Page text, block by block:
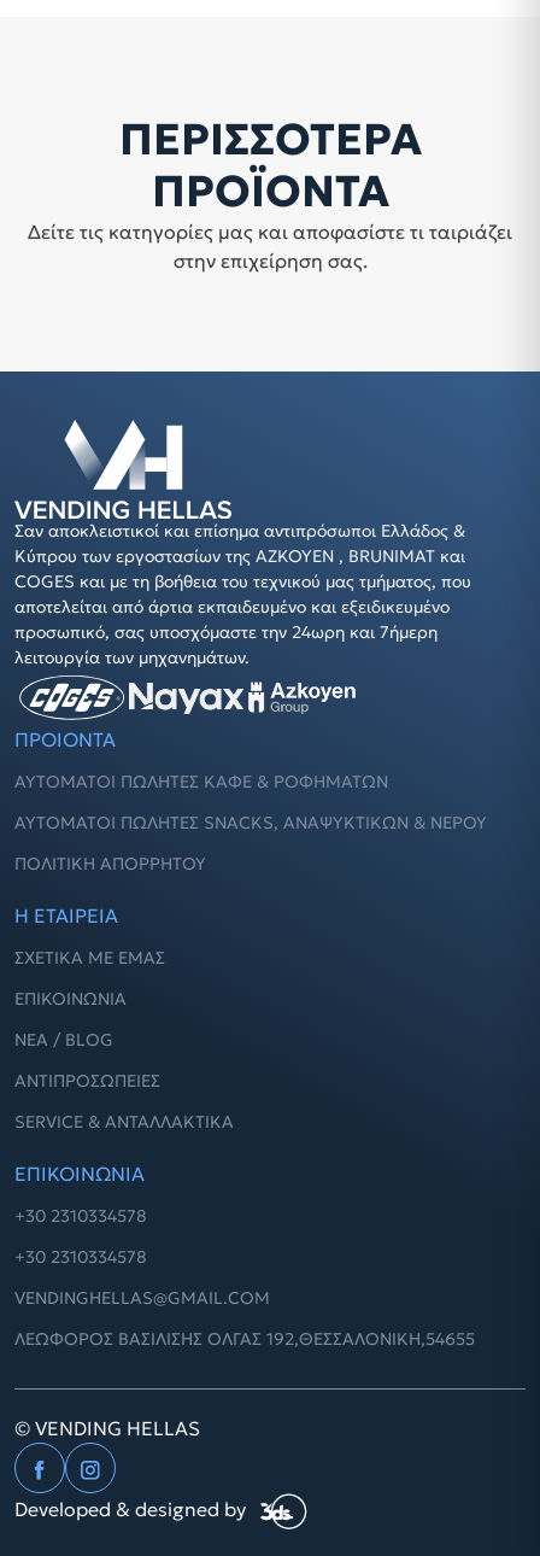
ΠΕΡΙΣΣΟΤΕΡΑ
ΠΡΟΪΟΝΤΑ
Δείτε τις κατηγορίες μας και αποφασίστε τι ταιριάζει
στην επιχείρηση σας.
Σαν αποκλειστικοί και επίσημα αντιπρόσωποι Ελλάδος &
Κύπρου των εργοστασίων της AZKOYEN , BRUNIMAT και
COGES και με τη βοήθεια του τεχνικού μας τμήματος, που
αποτελείται από άρτια εκπαιδευμένο και εξειδικευμένο
προσωπικό, σας υποσχόμαστε την 24ωρη και 7ήμερη
λειτουργία των μηχανημάτων.
ΠΡΟΙΟΝΤΑ
ΑΥΤΌΜΑΤΟΙ ΠΩΛΗΤΈΣ ΚΑΦΈ & ΡΟΦΗΜΆΤΩΝ
ΑΥΤΌΜΑΤΟΙ ΠΩΛΗΤΈΣ SNACKS, ΑΝΑΨΥΚΤΙΚΏΝ & ΝΕΡΟΎ
ΠΟΛΙΤΙΚΉ ΑΠΟΡΡΉΤΟΥ
Η ΕΤΑΙΡΕΙΑ
ΣΧΕΤΙΚΆ ΜΕ ΕΜΆΣ
ΕΠΙΚΟΙΝΩΝΊΑ
ΝΈΑ / BLOG
ΑΝΤΙΠΡΟΣΩΠΕΊΕΣ
SERVICE & ΑΝΤΑΛΛΑΚΤΙΚΆ
ΕΠΙΚΟΙΝΩΝΙΑ
+30 2310334578
+30 2310334578
VENDINGHELLAS@GMAIL.COM
ΛΕΩΦΌΡΟΣ ΒΑΣΙΛΙΣΗΣ ΟΛΓΑΣ 192,ΘΕΣΣΑΛΟΝΙΚΗ,54655
© VENDING HELLAS
Developed & designed by